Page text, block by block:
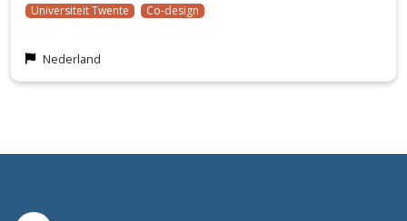
Universiteit Twente Co-design
Nederland